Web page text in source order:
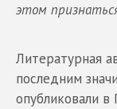
этом
Литературная
последним
опубликовали